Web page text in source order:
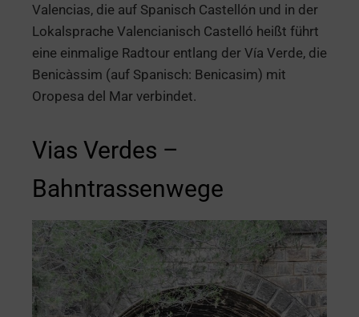
Valencias, die auf Spanisch Castellón und in der
Lokalsprache Valencianisch Castelló heißt führt
eine einmalige Radtour entlang der Vía Verde, die
Benicàssim (auf Spanisch: Benicasim) mit
Oropesa del Mar verbindet.
Vias Verdes –
Bahntrassenwege